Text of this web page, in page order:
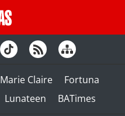
Marie Claire
Fortuna
Lunateen BATimes